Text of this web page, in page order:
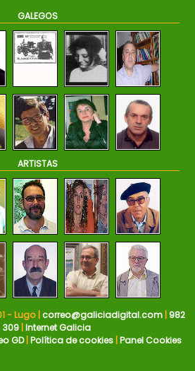
GALEGOS
ARTISTAS
- Lugo | correo@galiciadigital.com| 982
309| Internet Galicia
GD| Política de cookies Panel Cookies